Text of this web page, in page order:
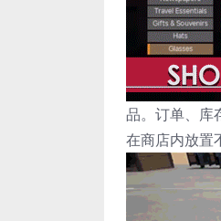
品。订单、库
在商店内放置